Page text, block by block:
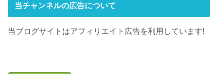
当チャンネルの広告について
当ブログサイトはアフィリエイト広告を利用しています!